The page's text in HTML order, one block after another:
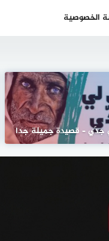
الخصوصية
جدّي – قصيدة جميلة جدا